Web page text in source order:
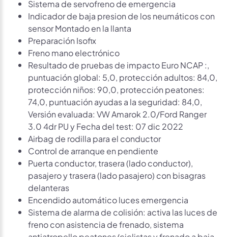
Sistema de servofreno de emergencia
Indicador de baja presion de los neumáticos con
sensor Montado en la llanta
Preparación Isofix
Freno mano electrónico
Resultado de pruebas de impacto Euro NCAP :,
puntuación global: 5,0, protección adultos: 84,0,
protección niños: 90,0, protección peatones:
74,0, puntuación ayudas a la seguridad: 84,0,
Versión evaluada: VW Amarok 2.0/Ford Ranger
3.0 4dr PU y Fecha del test: 07 dic 2022
Airbag de rodilla para el conductor
Control de arranque en pendiente
Puerta conductor, trasera (lado conductor),
pasajero y trasera (lado pasajero) con bisagras
delanteras
Encendido automático luces emergencia
Sistema de alarma de colisión: activa las luces de
freno con asistencia de frenado, sistema